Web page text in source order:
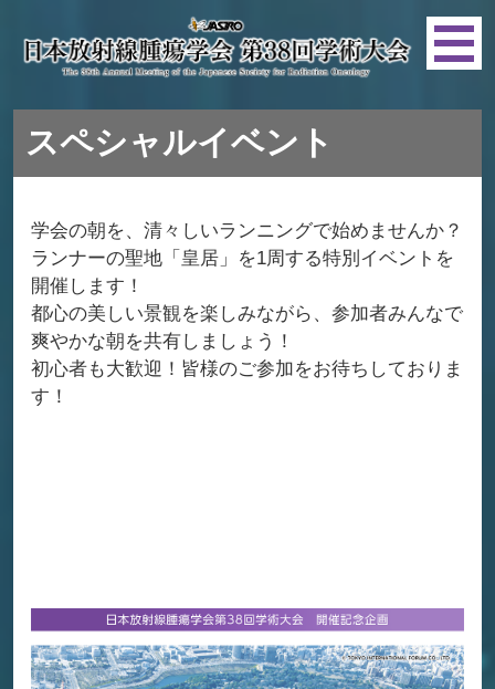
スペシャルイベント
学会の朝を、清々しいランニングで始めませんか？
ランナーの聖地「皇居」を1周する特別イベントを
開催します！
都心の美しい景観を楽しみながら、参加者みんなで
爽やかな朝を共有しましょう！
初心者も大歓迎！皆様のご参加をお待ちしておりま
す！